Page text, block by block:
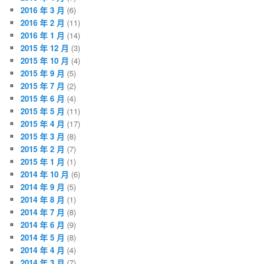
2016 年 3 月 (6)
2016 年 2 月 (11)
2016 年 1 月 (14)
2015 年 12 月 (3)
2015 年 10 月 (4)
2015 年 9 月 (5)
2015 年 7 月 (2)
2015 年 6 月 (4)
2015 年 5 月 (11)
2015 年 4 月 (17)
2015 年 3 月 (8)
2015 年 2 月 (7)
2015 年 1 月 (1)
2014 年 10 月 (6)
2014 年 9 月 (5)
2014 年 8 月 (1)
2014 年 7 月 (8)
2014 年 6 月 (9)
2014 年 5 月 (8)
2014 年 4 月 (4)